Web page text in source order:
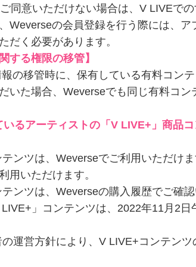
同意いただけない場合は、V LIVEで
Weverseの会員登録を行う際には、ア
だく必要があります。
する権限の移管】
の移管時に、保有している有料コン
いた場合、Weverseでも同じ有料コン
るアーティストの「V LIVE+」商品
ンツは、Weverseでご利用いただけ
用いただけます。
ンツは、Weverseの購入履歴でご確認
」コンテンツは、2022年11月2日
運営方針により、V LIVE+コンテン